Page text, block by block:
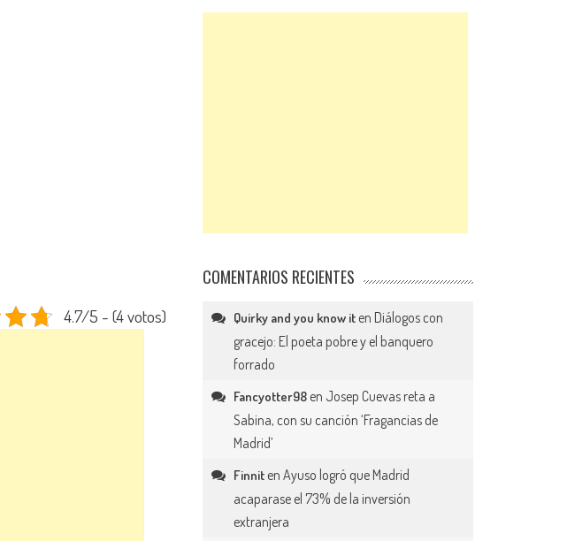
4.7/5 - (4 votos)
COMENTARIOS RECIENTES
Quirky and you know it en Diálogos con
gracejo: El poeta pobre y el banquero
forrado
Fancyotter98 en Josep Cuevas reta a
Sabina, con su canción ‘Fragancias de
Madrid’
Finnit enAyuso logró que Madrid
acaparase el 73% de la inversión
extranjera